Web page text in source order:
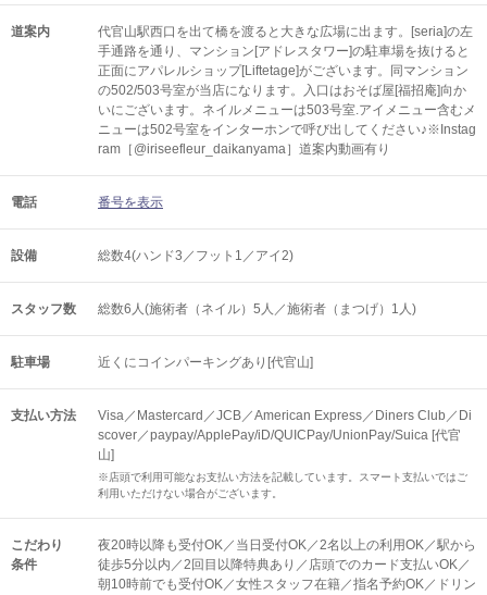
道案内
代官山駅西口を出て橋を渡ると大きな広場に出ます。[seria]の左
手通路を通り、マンション[アドレスタワー]の駐車場を抜けると
正面にアパレルショップ[Liftetage]がございます。同マンション
の502/503号室が当店になります。入口はおそば屋[福招庵]向か
いにございます。ネイルメニューは503号室.アイメニュー含むメ
ニューは502号室をインターホンで呼び出してください♪※Instag
ram［@iriseefleur_daikanyama］道案内動画有り
電話 番号を表示
設備 総数4(ハンド3／フット1／アイ2)
スタッフ数 総数6人(施術者（ネイル）5人／施術者（まつげ）1人)
駐車場 近くにコインパーキングあり[代官山]
支払い方法
Visa／Mastercard／JCB／American Express／Diners Club／Di
scover／paypay/ApplePay/iD/QUICPay/UnionPay/Suica [代官
山]
※店頭で利用可能なお支払い方法を記載しています。スマート支払いではご
利用いただけない場合がございます。
こだわり
条件
夜20時以降も受付OK／当日受付OK／2名以上の利用OK／駅から
徒歩5分以内／2回目以降特典あり／店頭でのカード支払いOK／
朝10時前でも受付OK／女性スタッフ在籍／指名予約OK／ドリン